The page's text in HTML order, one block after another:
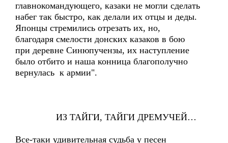
главнокомандующего, казаки не могли сделать
набег так быстро, как делали их отцы и деды.
Японцы стремились отрезать их, но,
благодаря смелости донских казаков в бою
при деревне Синюпучензы, их наступление
было отбито и наша конница благополучно
вернулась к армии".
ИЗ ТАЙГИ, ТАЙГИ ДРЕМУЧЕЙ…
Все-таки удивительная судьба у песен